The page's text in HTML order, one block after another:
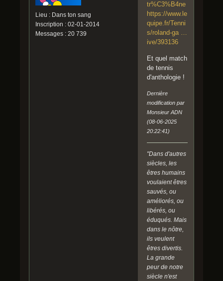
Lieu : Dans ton sang
Inscription : 02-01-2014
Messages : 20 739
tr%C3%B4ne
https://www.le
quipe.fr/Tenni
s/roland-ga …
ive/393136
Et quel match
de tennis
d'anthologie !
Dernière
modification par
Monsieur ADN
(08-06-2025
20:22:41)
"Dans d'autres
siècles, les
êtres humains
voulaient êtres
sauvés, ou
améliorés, ou
libérés, ou
éduqués. Mais
dans le nôtre,
ils veulent
êtres divertis.
La grande
peur de notre
siècle n'est